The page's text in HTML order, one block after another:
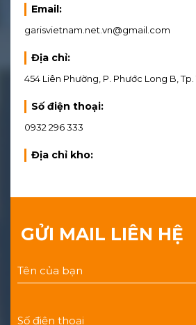
Email:
garisvietnam.net.vn@gmail.com
Địa chỉ:
454 Liên Phường, P. Phước Long B,
Số điện thoại:
0932 296 333
Địa chỉ kho:
GỬI MAIL LIÊN HỆ